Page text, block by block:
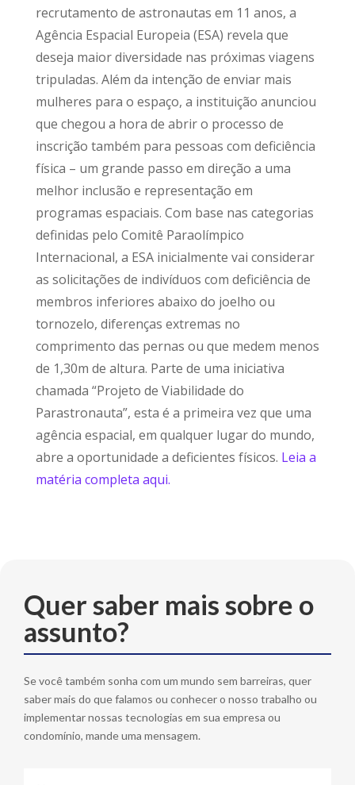
recrutamento de astronautas em 11 anos, a
Agência Espacial Europeia (ESA) revela que
deseja maior diversidade nas próximas viagens
tripuladas. Além da intenção de enviar mais
mulheres para o espaço, a instituição anunciou
que chegou a hora de abrir o processo de
inscrição também para pessoas com deficiência
física – um grande passo em direção a uma
melhor inclusão e representação em
programas espaciais. Com base nas categorias
definidas pelo Comitê Paraolímpico
Internacional, a ESA inicialmente vai considerar
as solicitações de indivíduos com deficiência de
membros inferiores abaixo do joelho ou
tornozelo, diferenças extremas no
comprimento das pernas ou que medem menos
de 1,30m de altura. Parte de uma iniciativa
chamada “Projeto de Viabilidade do
Parastronauta”, esta é a primeira vez que uma
agência espacial, em qualquer lugar do mundo,
abre a oportunidade a deficientes físicos. Leia a
matéria completa aqui.
Quer saber mais sobre o
assunto?
Se você também sonha com um mundo sem barreiras, quer
saber mais do que falamos ou conhecer o nosso trabalho ou
implementar nossas tecnologias em sua empresa ou
condomínio, mande uma mensagem.